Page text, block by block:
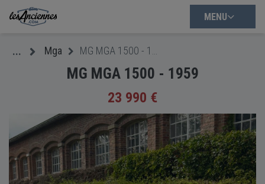
MENU
... Mga
MG MGA 1500 - 1959
23 990 €